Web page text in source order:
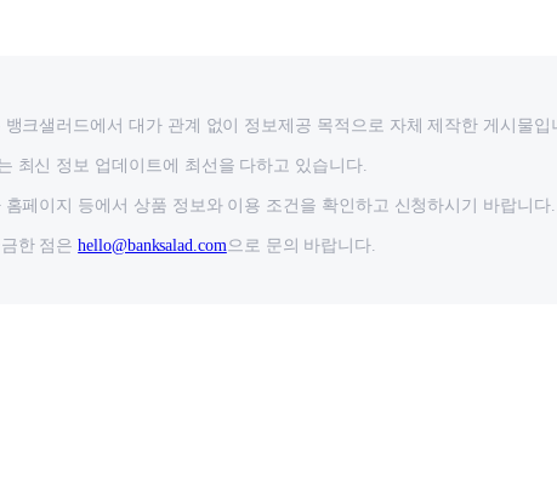
뱅크샐러드에서 대가 관계 없이 정보제공 목적으로 자체 제작한 게시물입
최신 정보 업데이트에 최선을 다하고 있습니다.
홈페이지 등에서 상품 정보와 이용 조건을 확인하고 신청하시기 바랍니다.
한 점은 hello@banksalad.com 으로 문의 바랍니다.